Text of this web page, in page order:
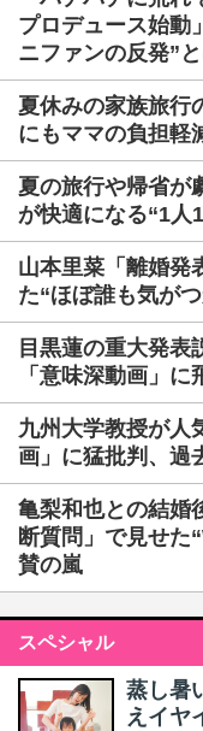
プロデュース始動
ニファンの反発”
夏休みの家族旅行
にもママの負担軽
夏の旅行や帰省が
が快適になる“1人
山本里菜「離婚発
た“ほぼ誰も気が
目黒蓮の重大発
「意味深動画」
九州大学教授が人
画」に猛批判、過
亀梨和也との結婚
断質問」で見せた
賛の嵐
スペシャル
蒸し暑
えイヤ